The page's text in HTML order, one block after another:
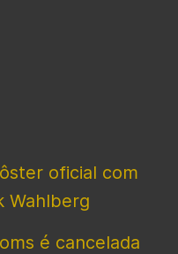
oficial com
Wahlberg
é cancelada